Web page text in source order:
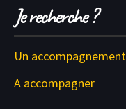
Je recherche ?
Un accompagnement
A accompagner